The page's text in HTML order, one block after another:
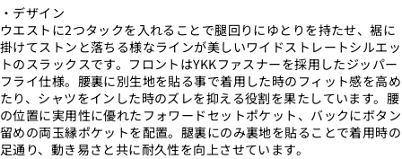
・デザイン
ウエストに2つタックを入れることで腿回りにゆとりを持たせ、裾に
掛けてストンと落ちる様なラインが美しいワイドストレートシルエッ
トのスラックスです。フロントはYKKファスナーを採用したジッパー
フライ仕様。腰裏に別生地を貼る事で着用した時のフィット感を高め
たり、シャツをインした時のズレを抑える役割を果たしています。腰
の位置に実用性に優れたフォワードセットポケット、バックにボタン
留めの両玉縁ポケットを配置。腿裏にのみ裏地を貼ることで着用時の
足通り、動き易さと共に耐久性を向上させています。